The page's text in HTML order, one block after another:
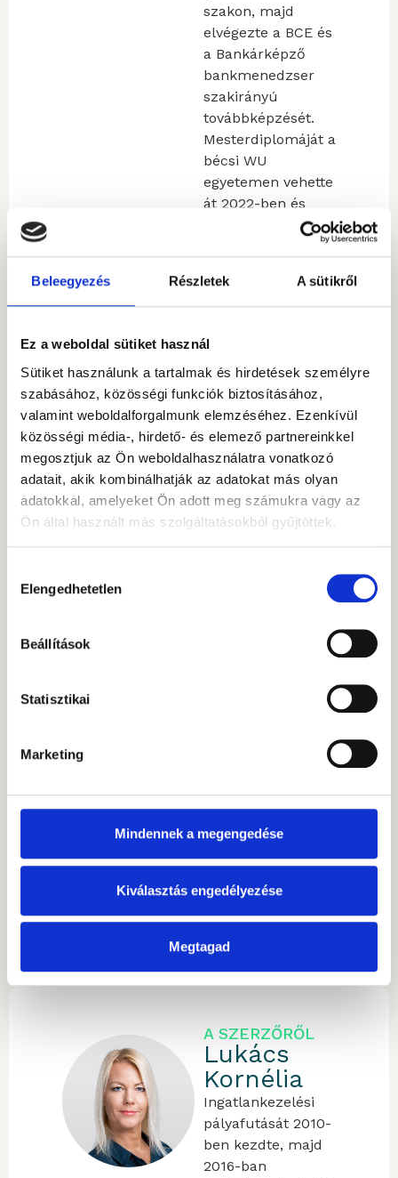
Beleegyezés Részletek A sütikről
Ez a weboldal sütiket használ
Sütiket használunk a tartalmak és hirdetések személyre
szabásához, közösségi funkciók biztosításához,
valamint weboldalforgalmunk elemzéséhez. Ezenkívül
közösségi média-, hirdető- és elemező partnereinkkel
megosztjuk az Ön weboldalhasználatra vonatkozó
adatait, akik kombinálhatják az adatokat más olyan
adatokkal, amelyeket Ön adott meg számukra vagy az
Ön által használt más szolgáltatásokból gyűjtöttek.
kiválasztása
Elengedhetetlen
Beállítások
Statisztikai
Marketing
Mindennek a megengedése
Kiválasztás engedélyezése
Megtagad
szakon, majd
elvégezte a BCE és
a Bankárképző
bankmenedzser
szakirányú
továbbképzését.
Mesterdiplomáját a
bécsi WU
egyetemen vehette
át 2022-ben és
Bécsben MBA-t
szerzett. 2007-ben
Banknál kezdte
pályafutását, ahol
bankcsoport új
alapkezelője, a
Hiventures
felépítésében. Itt
üzletfejlesztési
vezetőként, majd
befektetési
igazgatóként, végül
vezérigazgató-
2021 áprilisától tagja
helyettese volt egy
Szabadidejét három
lányával és
sportolással tölti.
A SZERZŐRŐL
Lukács
Kornélia
Ingatlankezelési
pályafutását 2010-
ben kezdte, majd
2016-ban